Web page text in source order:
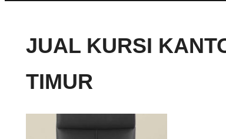
JUAL KURSI
TIMUR